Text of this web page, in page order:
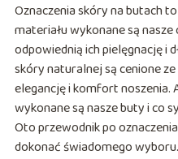
Oznaczenia skóry na butach
materiału wykonane są
odpowiednią ich pielęgnację i
skóry naturalnej są cenione
elegancję i komfort noszenia.
wykonane są nasze buty i co
Oto przewodnik po
dokonać świadomego wyboru.